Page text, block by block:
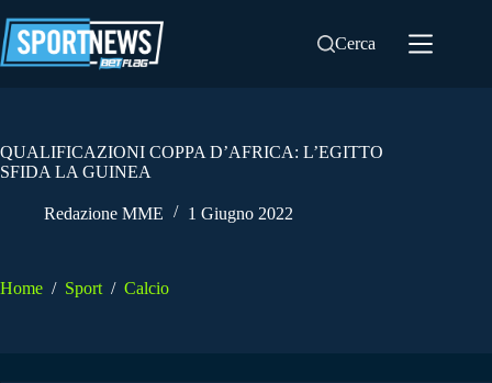
al
contenuto
Cerca
QUALIFICAZIONI COPPA D’AFRICA: L’EGITTO
SFIDA LA GUINEA
Redazione MME 1 Giugno 2022
Home / Sport / Calcio